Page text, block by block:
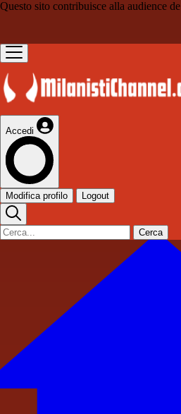
Questo sito contribuisce alla audience de
Accedi
Modifica profilo Logout
Cerca